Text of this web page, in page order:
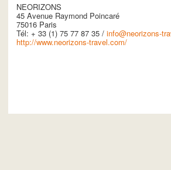
NEORIZONS
45 Avenue Raymond Poincaré
75016 Paris
Tél: + 33 (1) 75 77 87 35 / info@neorizons-
http://www.neorizons-travel.com/